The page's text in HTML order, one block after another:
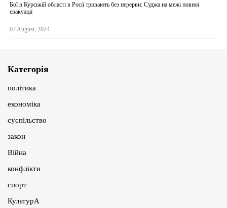
Бої в Курській області в Росії тривають без перерви: Суджа на межі повної
евакуації
07 August, 2024
Категорія
політика
економіка
суспільство
закон
Війна
конфлікти
спорт
КультурА